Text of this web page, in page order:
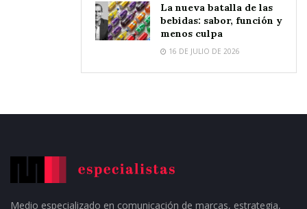
La nueva batalla de las
bebidas: sabor, función y
menos culpa
16 DE JULIO DE 2026
Medio especializado en comunicación de marcas, estrategia,